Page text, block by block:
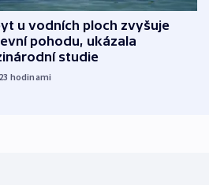
u vodních ploch zvyšuje
pohodu, ukázala
studie
hodinami